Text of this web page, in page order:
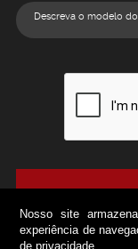
Nosso site
experiência de
de privacidade